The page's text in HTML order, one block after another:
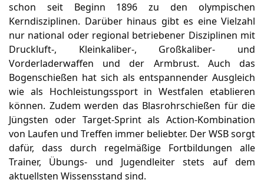
schon seit Beginn 1896 zu den olympischen
Kerndisziplinen. Darüber hinaus gibt es eine Vielzahl
nur national oder regional betriebener Disziplinen mit
Druckluft-, Kleinkaliber-, Großkaliber- und
Vorderladerwaffen und der Armbrust. Auch das
Bogenschießen hat sich als entspannender Ausgleich
wie als Hochleistungssport in Westfalen etablieren
können. Zudem werden das Blasrohrschießen für die
Jüngsten oder Target-Sprint als Action-Kombination
von Laufen und Treffen immer beliebter. Der WSB sorgt
dafür, dass durch regelmäßige Fortbildungen alle
Trainer, Übungs- und Jugendleiter stets auf dem
aktuellsten Wissensstand sind.